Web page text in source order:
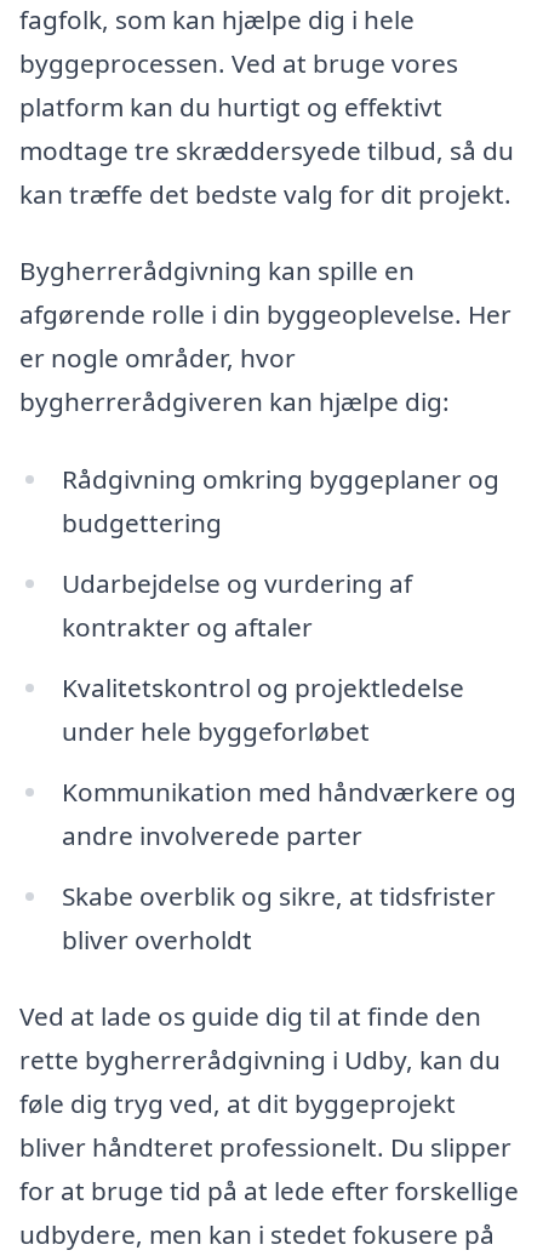
fagfolk, som kan hjælpe dig i hele
byggeprocessen. Ved at bruge vores
platform kan du hurtigt og effektivt
modtage tre skræddersyede tilbud, så du
kan træffe det bedste valg for dit projekt.
Bygherrerådgivning kan spille en
afgørende rolle i din byggeoplevelse. Her
er nogle områder, hvor
bygherrerådgiveren kan hjælpe dig:
Rådgivning omkring byggeplaner og
budgettering
Udarbejdelse og vurdering af
kontrakter og aftaler
Kvalitetskontrol og projektledelse
under hele byggeforløbet
Kommunikation med håndværkere og
andre involverede parter
Skabe overblik og sikre, at tidsfrister
bliver overholdt
Ved at lade os guide dig til at finde den
rette bygherrerådgivning i Udby, kan du
føle dig tryg ved, at dit byggeprojekt
bliver håndteret professionelt. Du slipper
for at bruge tid på at lede efter forskellige
udbydere, men kan i stedet fokusere på